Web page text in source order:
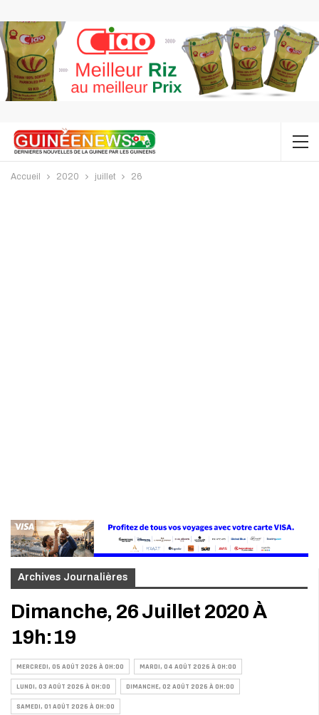
Accueil 2020 juillet 26
Archives Journalières
Dimanche, 26 Juillet 2020 À
19h:19
MERCREDI, 05 AOÛT 2026 À 0H:00 MARDI, 04 AOÛT 2026 À 0H:00
LUNDI, 03 AOÛT 2026 À 0H:00 DIMANCHE, 02 AOÛT 2026 À 0H:00
SAMEDI, 01 AOÛT 2026 À 0H:00